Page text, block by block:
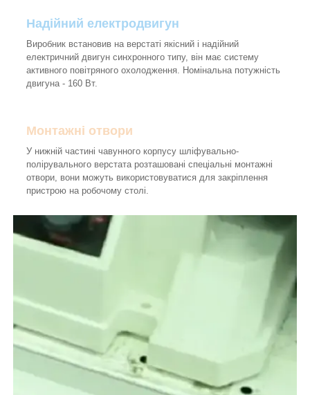
Надійний електродвигун
Виробник встановив на верстаті якісний і надійний
електричний двигун синхронного типу, він має систему
активного повітряного охолодження. Номінальна потужність
двигуна - 160 Вт.
Монтажні отвори
У нижній частині чавунного корпусу шліфувально-
полірувального верстата розташовані спеціальні монтажні
отвори, вони можуть використовуватися для закріплення
пристрою на робочому столі.